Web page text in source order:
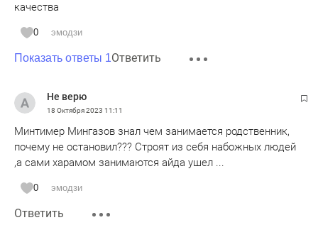
качества
0 эмодзи
Показать ответы 1Ответить
Не верю
18 Октября 2023 11:11
Минтимер Мингазов знал чем занимается родственник,
почему не остановил??? Строят из себя набожных людей
,а сами харамом занимаются айда ушел ...
0 эмодзи
Ответить